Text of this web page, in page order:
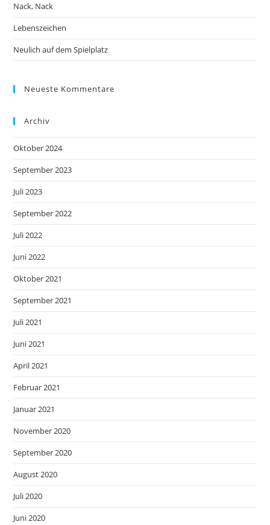
Nack, Nack
Lebenszeichen
Neulich auf dem Spielplatz
Neueste Kommentare
Archiv
Oktober 2024
September 2023
Juli 2023
September 2022
Juli 2022
Juni 2022
Oktober 2021
September 2021
Juli 2021
Juni 2021
April 2021
Februar 2021
Januar 2021
November 2020
September 2020
August 2020
Juli 2020
Juni 2020